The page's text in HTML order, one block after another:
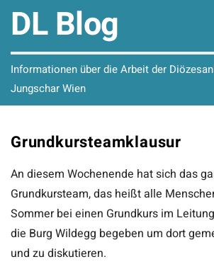
DL Blog
Informationen über die Arbeit der
Jungschar Wien
Grundkursteamklausur
An diesem Wochenende hat sich das
Grundkursteam, das heißt alle
Sommer bei einen Grundkurs im
die Burg Wildegg begeben um dort
und zu diskutieren.